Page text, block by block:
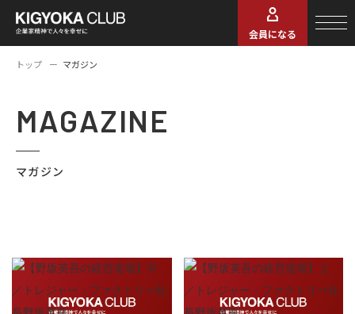
会員になる
トップ マガジン
MAGAZINE
マガジン